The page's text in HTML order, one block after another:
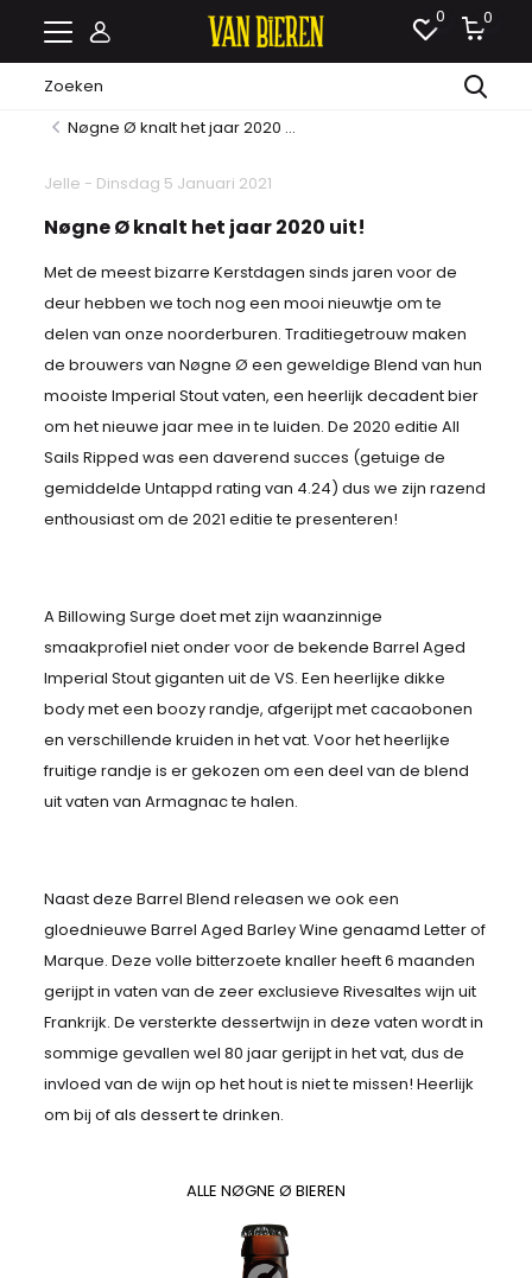
0 0
Nøgne Ø knalt het jaar 2020 ...
Jelle - Dinsdag 5 Januari 2021
Nøgne Ø knalt het jaar 2020 uit!
Met de meest bizarre Kerstdagen sinds jaren voor de
deur hebben we toch nog een mooi nieuwtje om te
delen van onze noorderburen. Traditiegetrouw maken
de brouwers van Nøgne Ø een geweldige Blend van hun
mooiste Imperial Stout vaten, een heerlijk decadent bier
om het nieuwe jaar mee in te luiden. De 2020 editie All
Sails Ripped was een daverend succes (getuige de
gemiddelde Untappd rating van 4.24) dus we zijn razend
enthousiast om de 2021 editie te presenteren!
A Billowing Surge doet met zijn waanzinnige
smaakprofiel niet onder voor de bekende Barrel Aged
Imperial Stout giganten uit de VS. Een heerlijke dikke
body met een boozy randje, afgerijpt met cacaobonen
en verschillende kruiden in het vat. Voor het heerlijke
fruitige randje is er gekozen om een deel van de blend
uit vaten van Armagnac te halen.
Naast deze Barrel Blend releasen we ook een
gloednieuwe Barrel Aged Barley Wine genaamd Letter of
Marque. Deze volle bitterzoete knaller heeft 6 maanden
gerijpt in vaten van de zeer exclusieve Rivesaltes wijn uit
Frankrijk. De versterkte dessertwijn in deze vaten wordt in
sommige gevallen wel 80 jaar gerijpt in het vat, dus de
invloed van de wijn op het hout is niet te missen! Heerlijk
om bij of als dessert te drinken.
ALLE NØGNE Ø BIEREN